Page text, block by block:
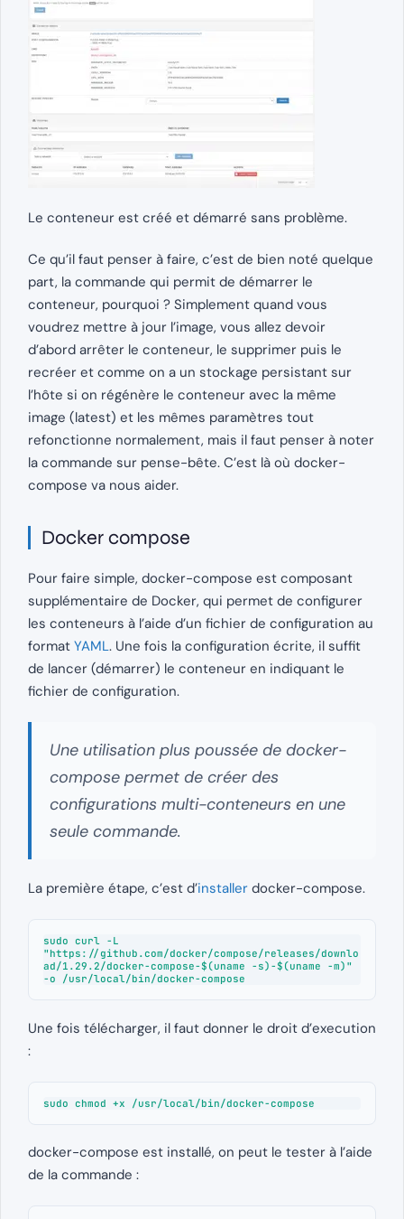
Le conteneur est créé et démarré sans problème.
Ce qu’il faut penser à faire, c’est de bien noté quelque
part, la commande qui permit de démarrer le
conteneur, pourquoi ? Simplement quand vous
voudrez mettre à jour l’image, vous allez devoir
d’abord arrêter le conteneur, le supprimer puis le
recréer et comme on a un stockage persistant sur
l’hôte si on régénère le conteneur avec la même
image (latest) et les mêmes paramètres tout
refonctionne normalement, mais il faut penser à noter
la commande sur pense-bête. C’est là où docker-
compose va nous aider.
Docker compose
Pour faire simple, docker-compose est composant
supplémentaire de Docker, qui permet de configurer
les conteneurs à l’aide d’un fichier de configuration au
format YAML. Une fois la configuration écrite, il suffit
de lancer (démarrer) le conteneur en indiquant le
fichier de configuration.
Une utilisation plus poussée de docker-
compose permet de créer des
configurations multi-conteneurs en une
seule commande.
La première étape, c’est d’installer docker-compose.
sudo curl -L
"https://github.com/docker/compose/releases/downlo
ad/1.29.2/docker-compose-$(uname -s)-$(uname -m)"
Une fois télécharger, il faut donner le droit d’execution
:
sudo chmod +x /usr/local/bin/docker-compose
docker-compose est installé, on peut le tester à l’aide
de la commande :